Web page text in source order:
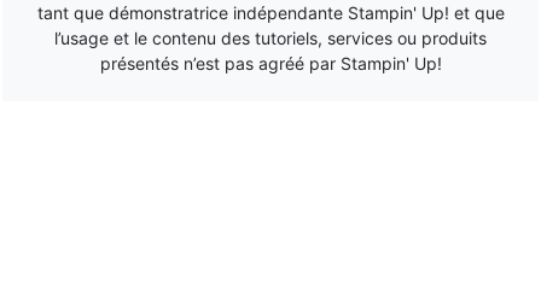
tant que démonstratrice indépendante Stampin' Up! et que
l’usage et le contenu des tutoriels, services ou produits
présentés n’est pas agréé par Stampin' Up!